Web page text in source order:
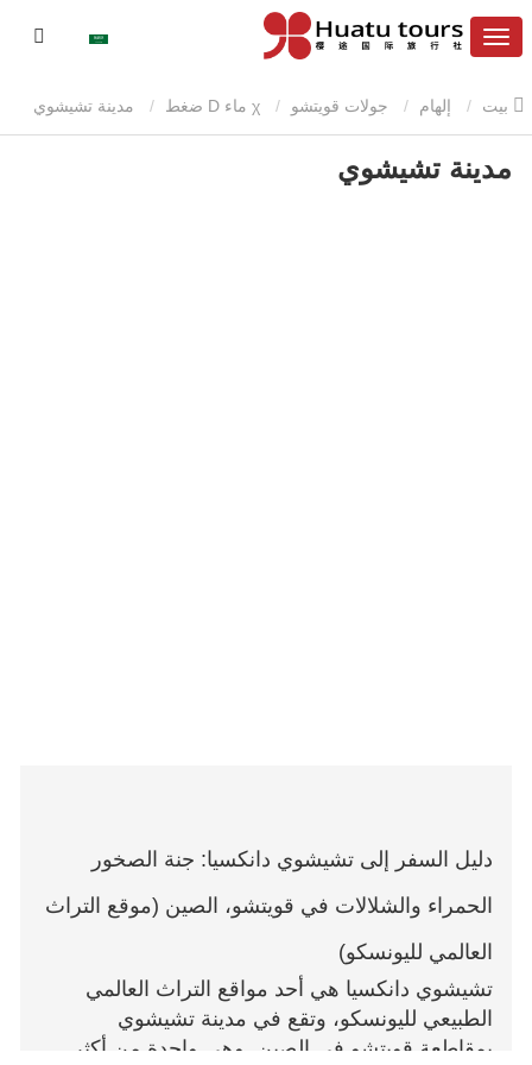
إلهام جولات قويتشو χ ماء D ضغط
مدينة تشيشوي
دليل السفر إلى تشيشوي دانكسيا: جنة الصخور
الحمراء والشلالات في قويتشو، الصين (موقع التراث
العالمي لليونسكو)
تشيشوي دانكسيا هي أحد مواقع التراث العالمي
الطبيعي لليونسكو، وتقع في مدينة تشيشوي
بمقاطعة قويتشو في الصين. وهي واحدة من أكثر